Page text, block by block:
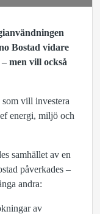
Bostad vidare
men vill också
vill investera
energi, miljö och
samhället av en
påverkades –
andra:
av